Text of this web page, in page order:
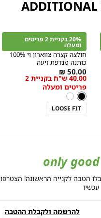
ADDITIONAL
Color
שחור
מידה
הוספה
לסל 20% בקניית 2 פריטים
ומעלה
חולצה קצרה צווארון וי 100%
כותנה מנדפת זיעה
As
low
as
50.00 ₪
40.00 ש"ח בקניית 2
פריטים ומעלה
צבע
שחור
שחורלבן
LOOSE FIT
only
הטבה לקנייה הראשונה! הצטרפו
עכשיו
להרשמה ולקבלת ההטבה